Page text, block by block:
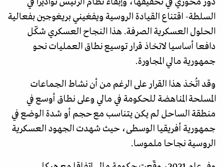
السلطة- اقتناع القيادة الروسية ويفغيني بريغوجين بفعالية
الحلول العسكرية الصرفة. هذا النجاح العسكري شكّل
دافعا أساسيا لاتخاذ قرار توسيع نطاق العمليات نحو
جمهورية مالي المجاورة.
وقد اتُخذ هذا القرار على الرغم من أن نشاط الجماعات
المسلحة المناهضة للحكومة في مالي وعلى نطاق أوسع في
منطقة الساحل لم يكن يتناسب مع حجم أو شدة الوضع في
جمهورية أفريقيا الوسطى، حيث شهدت الجهود العسكرية
الروسية نجاحا ملموسا.